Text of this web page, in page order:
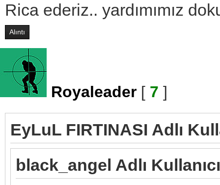
Rica ederiz.. yardımımız
Alıntı
Royaleader [ 7 ]
EyLuL FIRTINASI Adlı
black_angel Adlı